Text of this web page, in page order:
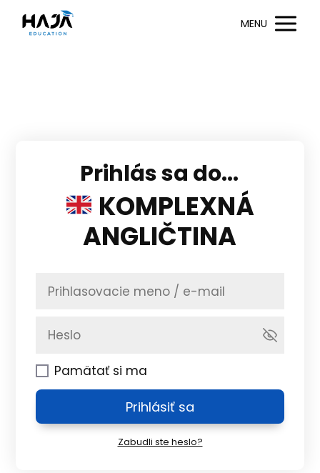
MENU
Prihlás sa do...
KOMPLEXNÁ
ANGLIČTINA
Pamätať si ma
Prihlásiť sa
Zabudli ste heslo?